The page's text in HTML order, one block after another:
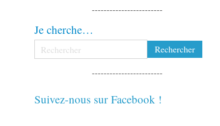
------------------------
Je cherche…
------------------------
Suivez-nous sur Facebook !